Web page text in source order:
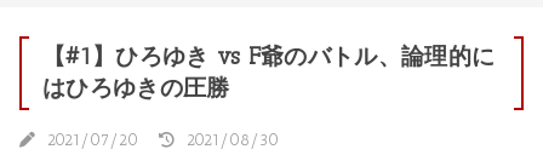
【#1】ひろゆき vs F爺のバトル、論理的に
はひろゆきの圧勝
2021/07/20
2021/08/30